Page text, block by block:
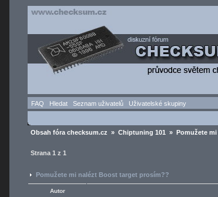
FAQ Hledat Seznam uživatelů Uživatelské skupiny
Obsah fóra checksum.cz » Chiptuning 101 » Pomužete
Strana 1 z 1
Pomužete mi nalézt Boost target prosím??
Autor